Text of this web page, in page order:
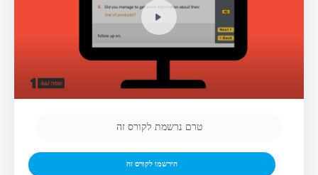
טרם נרשמת לקורס זה
הירשמו לקורס זה